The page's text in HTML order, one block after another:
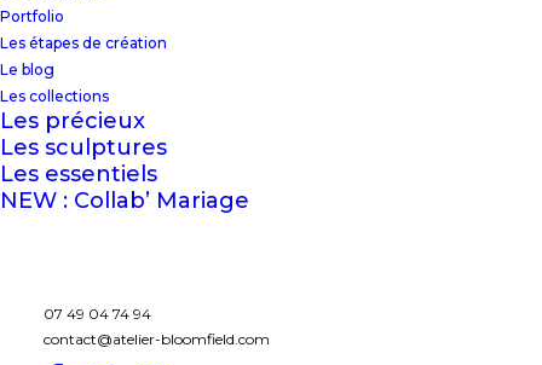
Portfolio
Les étapes de création
Le blog
Les collections
Les précieux
Les sculptures
Les essentiels
NEW : Collab’ Mariage
07 49 04 74 94
contact@atelier-bloomfield.comMinutes